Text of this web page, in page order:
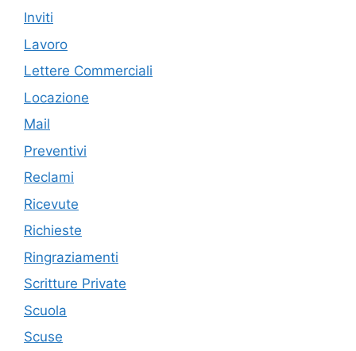
Inviti
Lavoro
Lettere Commerciali
Locazione
Mail
Preventivi
Reclami
Ricevute
Richieste
Ringraziamenti
Scritture Private
Scuola
Scuse